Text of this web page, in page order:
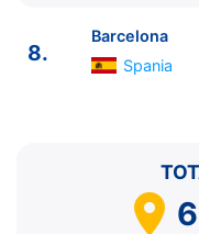
6.
Zi de navigare
7. Valencia Spania
8.
Barcelona
Spania
6